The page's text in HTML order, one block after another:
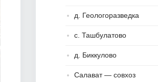
д. Геологоразведка
с. Ташбулатово
д. Биккулово
Салават — совхоз